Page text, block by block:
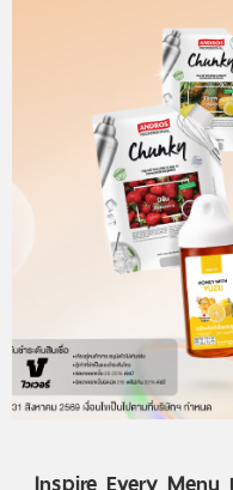
Inspire Every